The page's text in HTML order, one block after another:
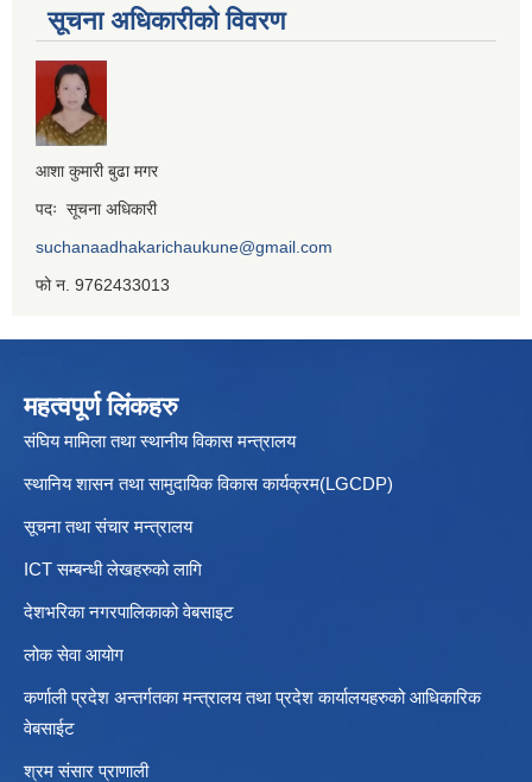
सूचना अधिकारीको विवरण
आशा कुमारी बुढा मगर
पदः सूचना अधिकारी
suchanaadhakarichaukune@gmail.com
फो न. 9762433013
महत्वपूर्ण लिंकहरु
संघिय मामिला तथा स्थानीय विकास मन्त्रालय
स्थानिय शासन तथा सामुदायिक विकास कार्यक्रम(LGCDP)
सूचना तथा संचार मन्त्रालय
ICT सम्बन्धी लेखहरुको लागि
देशभरिका नगरपालिकाको वेबसाइट
लोक सेवा आयोग
कर्णाली प्रदेश अन्तर्गतका मन्त्रालय तथा प्रदेश कार्यालयहरुको आधिकारिक
वेबसाईट
श्रम संसार प्राणाली